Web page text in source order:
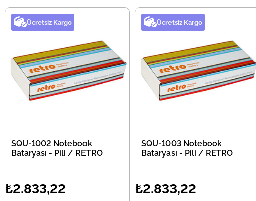
Ücretsiz Kargo
SQU-1002 Notebook
Bataryası - Pili / RETRO
₺2.833,22
Ücretsiz Kargo
SQU-1003 Notebook
Bataryası - Pili / RETRO
₺2.833,22